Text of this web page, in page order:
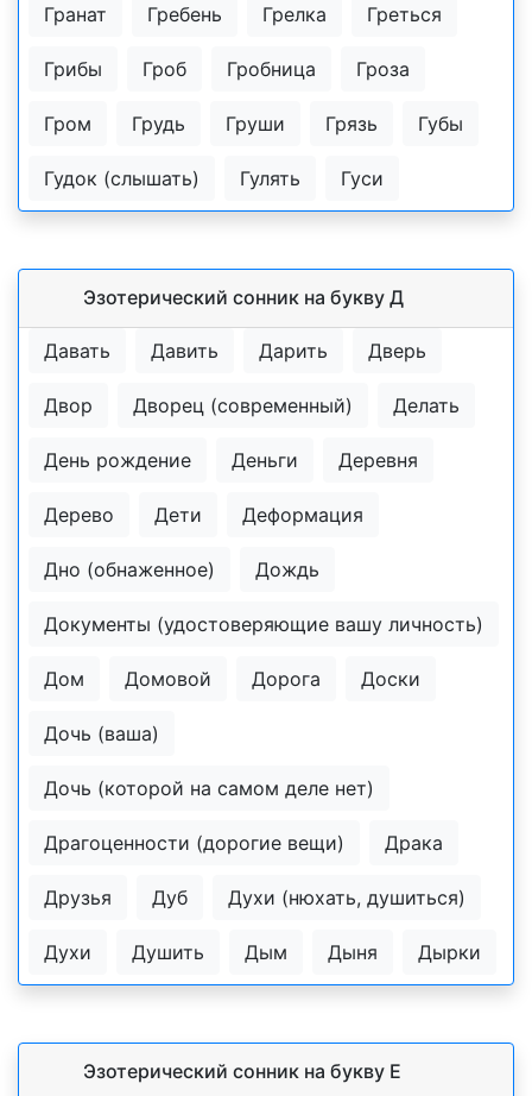
Гранат Гребень Грелка Греться
Грибы Гроб Гробница Гроза
Гром Грудь Груши Грязь Губы
Гудок (слышать) Гулять Гуси
Эзотерический cонник на букву Д
Давать Давить Дарить Дверь
Двор Дворец (современный) Делать
День рождение Деньги Деревня
Дерево Дети Деформация
Дно (обнаженное) Дождь
Документы (удостоверяющие вашу личность)
Дом Домовой Дорога Доски
Дочь (ваша)
Дочь (которой на самом деле нет)
Драгоценности (дорогие вещи) Драка
Друзья Дуб Духи (нюхать, душиться)
Духи Душить Дым Дыня Дырки
Эзотерический cонник на букву Е